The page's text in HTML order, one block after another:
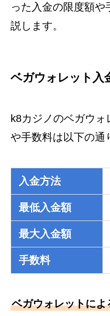
った入金の限度額
説します。
ベガウォレット入
k8カジノのベガウ
や手数料は以下の通
入金方法
最低入金額
最大入金額
手数料
ベガウォレットに